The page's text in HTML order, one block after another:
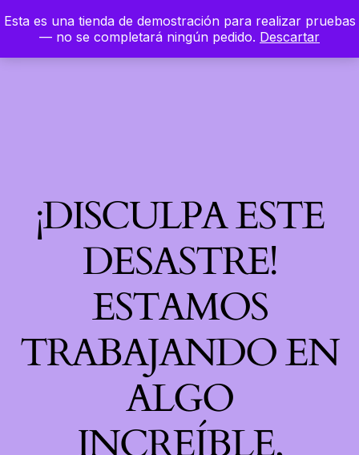
Esta es una tienda de demostración para realizar pruebas
— no se completará ningún pedido. Descartar
Hierbaloca LinkedIn
Instagram
Facebook
Acceder
¡DISCULPA ESTE
DESASTRE!
ESTAMOS
TRABAJANDO EN
ALGO
INCREÍBLE,